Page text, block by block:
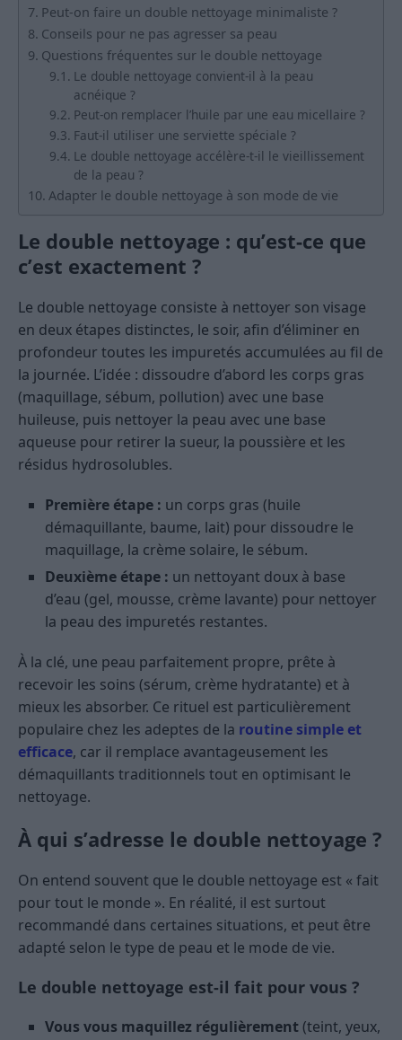
Peut-on faire un double nettoyage minimaliste ?
Conseils pour ne pas agresser sa peau
Questions fréquentes sur le double nettoyage
Le double nettoyage convient-il à la peau
acnéique ?
Peut-on remplacer l’huile par une eau micellaire ?
Faut-il utiliser une serviette spéciale ?
Le double nettoyage accélère-t-il le vieillissement
de la peau ?
Adapter le double nettoyage à son mode de vie
Le double nettoyage : qu’est-ce que
c’est exactement ?
Le double nettoyage consiste à nettoyer son visage
en deux étapes distinctes, le soir, afin d’éliminer en
profondeur toutes les impuretés accumulées au fil de
la journée. L’idée : dissoudre d’abord les corps gras
(maquillage, sébum, pollution) avec une base
huileuse, puis nettoyer la peau avec une base
aqueuse pour retirer la sueur, la poussière et les
résidus hydrosolubles.
Première étape : un corps gras (huile
démaquillante, baume, lait) pour dissoudre le
maquillage, la crème solaire, le sébum.
Deuxième étape : un nettoyant doux à base
d’eau (gel, mousse, crème lavante) pour nettoyer
la peau des impuretés restantes.
À la clé, une peau parfaitement propre, prête à
recevoir les soins (sérum, crème hydratante) et à
mieux les absorber. Ce rituel est particulièrement
populaire chez les adeptes de la routine simple et
efficace, car il remplace avantageusement les
démaquillants traditionnels tout en optimisant le
nettoyage.
À qui s’adresse le double nettoyage ?
On entend souvent que le double nettoyage est « fait
pour tout le monde ». En réalité, il est surtout
recommandé dans certaines situations, et peut être
adapté selon le type de peau et le mode de vie.
Le double nettoyage est-il fait pour vous ?
Vous vous maquillez régulièrement (teint, yeux,